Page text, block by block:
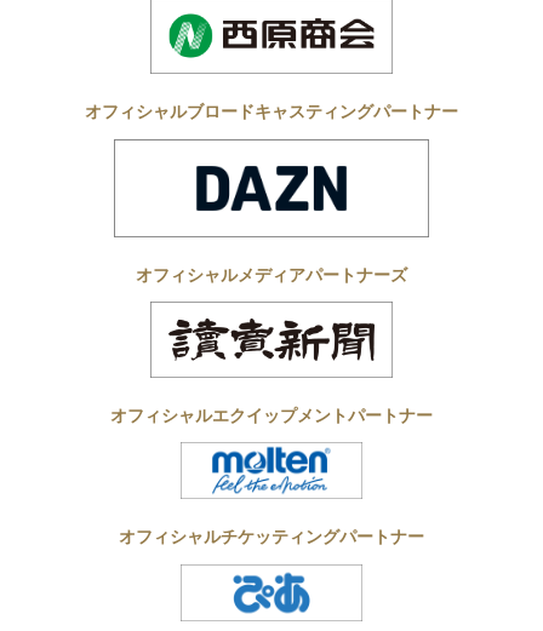
オフィシャルブロードキャスティングパートナー
オフィシャルメディアパートナーズ
オフィシャルエクイップメントパートナー
オフィシャルチケッティングパートナー